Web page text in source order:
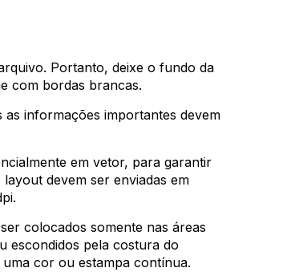
Portanto, deixe o fundo da
com bordas brancas.
informações importantes devem
em vetor, para garantir
devem ser enviadas em
colocados somente nas áreas
escondidos pela costura do
cor ou estampa contínua.